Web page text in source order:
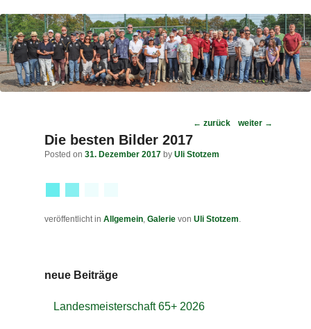
Post
← zurück weiter →
Die besten Bilder 2017
Posted on 31. Dezember 2017 by Uli Stotzem
veröffentlicht in Allgemein, Galerie von Uli Stotzem.
neue Beiträge
Landesmeisterschaft 65+ 2026